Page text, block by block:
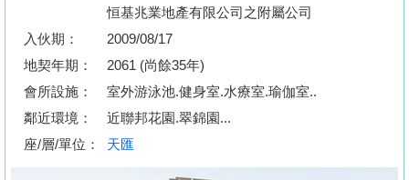
宅
按
揭
地
恒基兆業地產有限公司之附屬公司
入伙期：
2009/08/17
地契年期：
2061 (尚餘35年)
會所設施：
室外游泳池.健身室.水療室.瑜伽室..
鄰近環境：
近聯邦花園.翠錦園...
座/層/單位：
天匯